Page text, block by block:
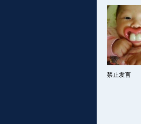
禁止发言